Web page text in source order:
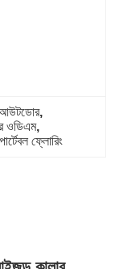
আউটডোর,
ওডিএম,
ফ্লোরিং